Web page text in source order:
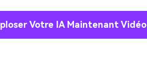
Votre IA Maintenant Vidéo